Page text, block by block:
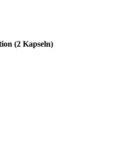
(2 Kapseln)